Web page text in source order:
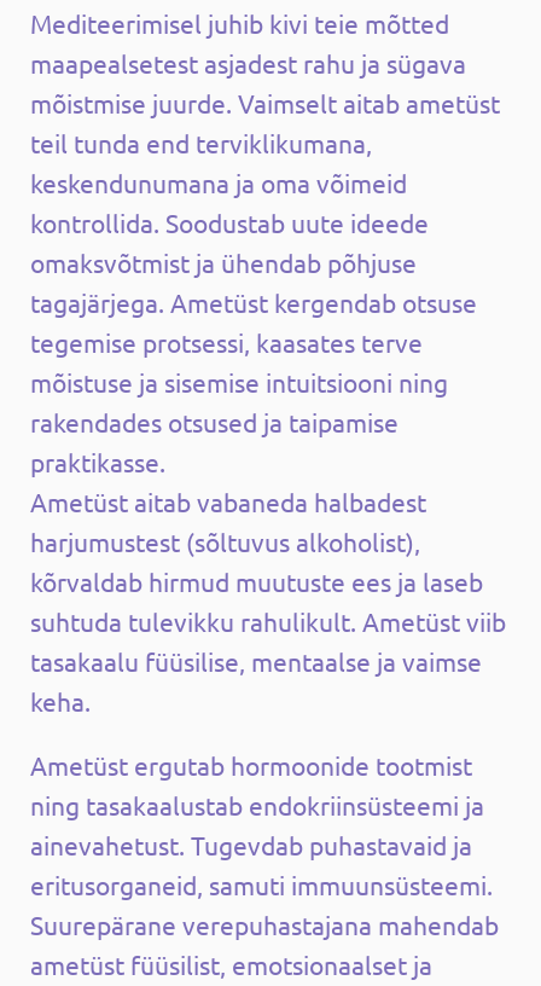
Mediteerimisel juhib kivi teie mõtted
maapealsetest asjadest rahu ja sügava
mõistmise juurde. Vaimselt aitab ametüst
teil tunda end terviklikumana,
keskendunumana ja oma võimeid
kontrollida. Soodustab uute ideede
omaksvõtmist ja ühendab põhjuse
tagajärjega. Ametüst kergendab otsuse
tegemise protsessi, kaasates terve
mõistuse ja sisemise intuitsiooni ning
rakendades otsused ja taipamise
praktikasse.
Ametüst aitab vabaneda halbadest
harjumustest (sõltuvus alkoholist),
kõrvaldab hirmud muutuste ees ja laseb
suhtuda tulevikku rahulikult. Ametüst viib
tasakaalu füüsilise, mentaalse ja vaimse
keha.
Ametüst ergutab hormoonide tootmist
ning tasakaalustab endokriinsüsteemi ja
ainevahetust. Tugevdab puhastavaid ja
eritusorganeid, samuti immuunsüsteemi.
Suurepärane verepuhastajana mahendab
ametüst füüsilist, emotsionaalset ja